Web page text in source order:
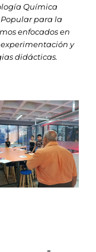
Química
Popular para la
enfocados en
y
didácticas.